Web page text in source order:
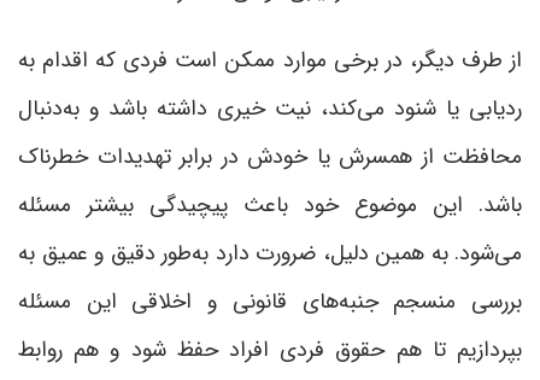
از طرف دیگر، در برخی موارد ممکن است فردی که اقدام به
ردیابی یا شنود می‌کند، نیت خیری داشته باشد و به‌دنبال
محافظت از همسرش یا خودش در برابر تهدیدات خطرناک
باشد. این موضوع خود باعث پیچیدگی بیشتر مسئله
می‌شود. به همین دلیل، ضرورت دارد به‌طور دقیق و عمیق به
بررسی منسجم جنبه‌های قانونی و اخلاقی این مسئله
بپردازیم تا هم حقوق فردی افراد حفظ شود و هم روابط